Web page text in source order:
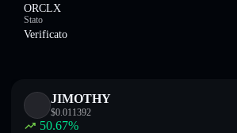
ORCLX
Stato
Verificato
JIMOTHY
$0.011392
50.67%